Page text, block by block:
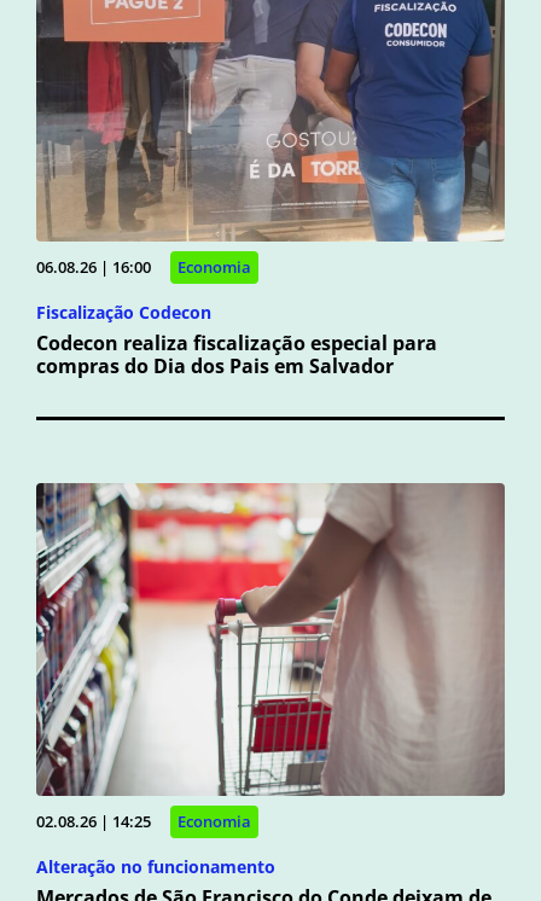
06.08.26 | 16:00 Economia
Fiscalização Codecon
Codecon realiza fiscalização especial para
compras do Dia dos Pais em Salvador
02.08.26 | 14:25 Economia
Alteração no funcionamento